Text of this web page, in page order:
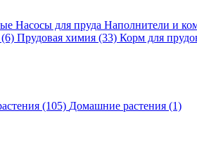
Насосы для пруда Наполнители и
(6) Прудовая химия (33) Корм для
(105) Домашние растения (1)